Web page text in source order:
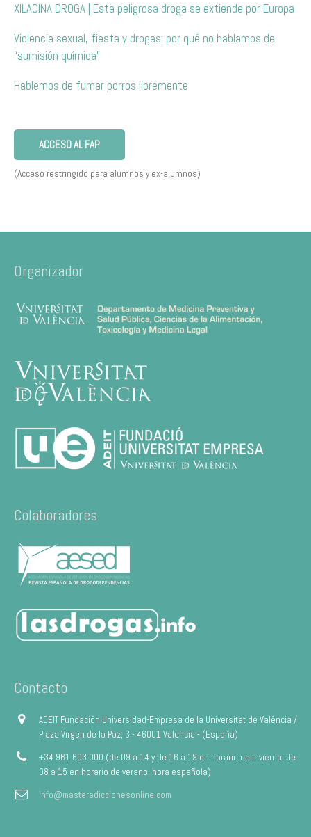
XILACINA DROGA | Esta peligrosa droga se extiende por Europa
Violencia sexual, fiesta y drogas: por qué no hablamos de
“sumisión química”
Hablemos de fumar porros libremente
ACCESO AL FAP
(Acceso restringido para alumnos y ex-alumnos)
Organizador
Colaboradores
Contacto
ADEIT Fundación Universidad-Empresa de la Universitat de València /
Plaza Virgen de la Paz, 3 - 46001 Valencia - (España)
+34 961 603 000 (de 09 a 14 y de 16 a 19 en horario de invierno; de
08 a 15 en horario de verano, hora española)
info@masteradiccionesonline.com